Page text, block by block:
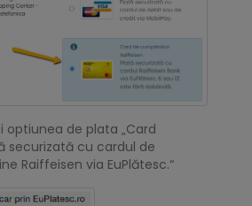
optiunea de plata „Card
securizată cu cardul de
Raiffeisen via EuPlătesc.“